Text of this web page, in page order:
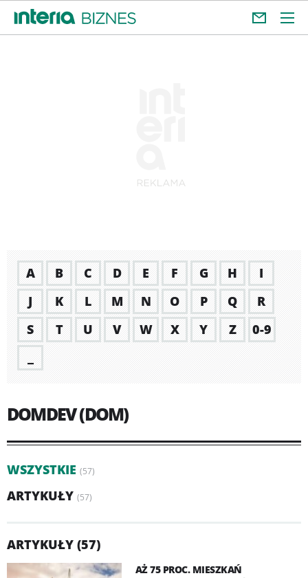
A B C D E F G H
I
J
K L M N O P Q
R
S
T U V W X Y Z
0-9
DOMDEV (DOM)
WSZYSTKIE (57)
ARTYKUŁY (57)
ARTYKUŁY (57)
AŻ 75 PROC. MIESZKAŃ